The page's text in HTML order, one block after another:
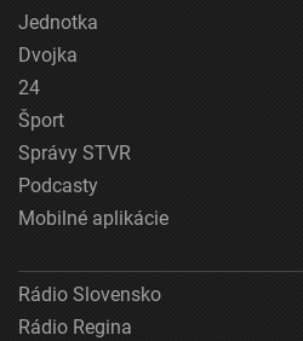
Jednotka
Dvojka
24
Šport
Správy STVR
Podcasty
Mobilné aplikácie
Rádio Slovensko
Rádio Regina